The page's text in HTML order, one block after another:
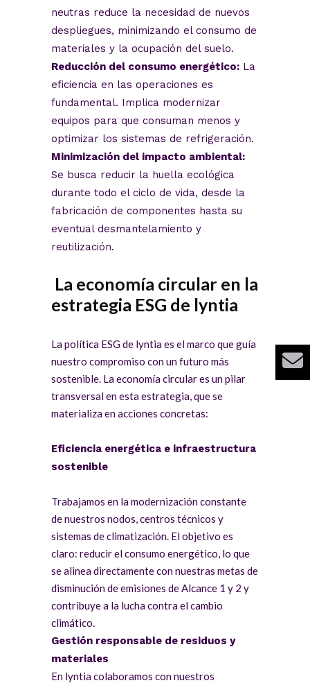
neutras reduce la necesidad de nuevos
despliegues, minimizando el consumo de
materiales y la ocupación del suelo.
Reducción del consumo energético: La
eficiencia en las operaciones es
fundamental. Implica modernizar
equipos para que consuman menos y
optimizar los sistemas de refrigeración.
Minimización del impacto ambiental:
Se busca reducir la huella ecológica
durante todo el ciclo de vida, desde la
fabricación de componentes hasta su
eventual desmantelamiento y
reutilización.
La economía circular en la
estrategia ESG de lyntia
La política ESG de lyntia es el marco que guía
nuestro compromiso con un futuro más
sostenible. La economía circular es un pilar
transversal en esta estrategia, que se
materializa en acciones concretas:
Eficiencia energética e infraestructura
sostenible
Trabajamos en la modernización constante
de nuestros nodos, centros técnicos y
sistemas de climatización. El objetivo es
claro: reducir el consumo energético, lo que
se alinea directamente con nuestras metas de
disminución de emisiones de Alcance 1 y 2 y
contribuye a la lucha contra el cambio
climático.
Gestión responsable de residuos y
materiales
En lyntia colaboramos con nuestros